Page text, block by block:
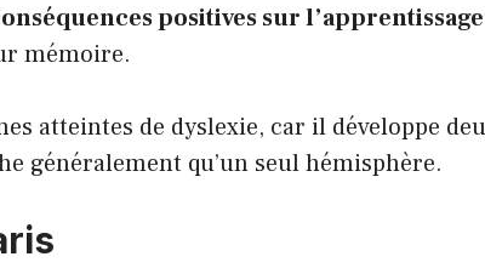
positives sur
mémoire.
atteintes de dyslexie, car il développe
généralement qu’un seul hémisphère.